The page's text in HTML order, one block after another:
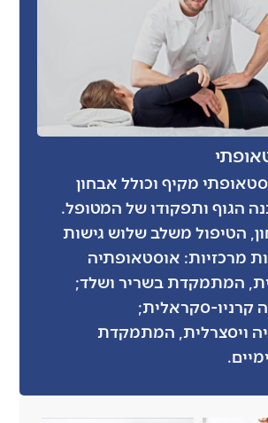
מקיף וכולל אבחון
הגוף ותפקודו של המטופל.
הטיפול משלב שלוש גישות
מרכזיות: אוסטאופתיה
המתמקדת בשריר ושלד;
קרניו-סקראלית;
ויסצרלית, המתמקדת